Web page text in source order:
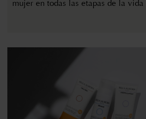
mujer en todas las etapas de la vida